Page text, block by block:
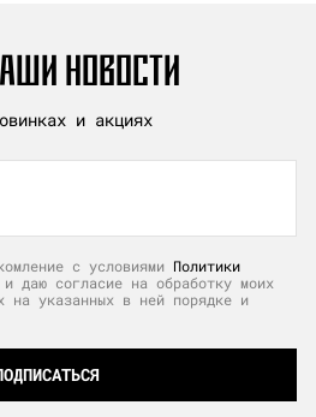
НОВОСТИ
и акциях
с условиями Политики
и даю согласие на обработку моих
на указанных в ней порядке и